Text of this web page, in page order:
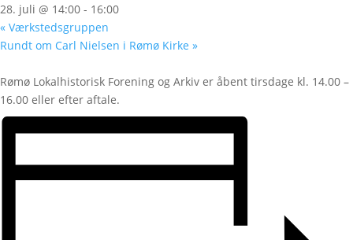
28. juli @ 14:00 - 16:00
« Værkstedsgruppen
Rundt om Carl Nielsen i Rømø Kirke »
Rømø Lokalhistorisk Forening og Arkiv er åbent tirsdage kl. 14.00 –
16.00 eller efter aftale.